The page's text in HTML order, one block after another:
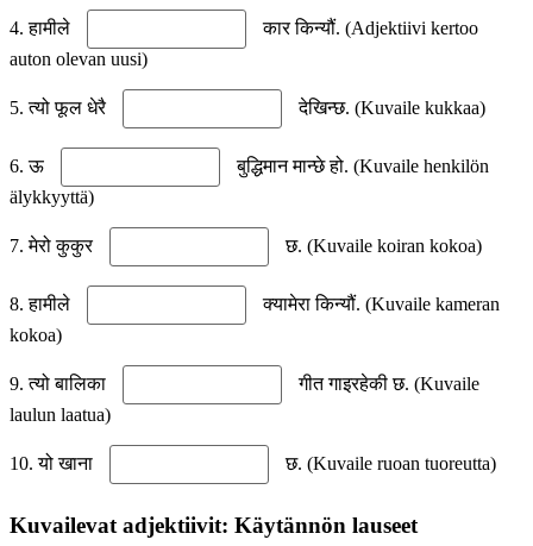
4. हामीले
कार किन्यौं. (Adjektiivi kertoo
auton olevan uusi)
5. त्यो फूल धेरै देखिन्छ. (Kuvaile kukkaa)
6. ऊ
बुद्धिमान मान्छे हो. (Kuvaile henkilön
älykkyyttä)
7. मेरो कुकुर छ. (Kuvaile koiran kokoa)
8. हामीले
क्यामेरा किन्यौं. (Kuvaile kameran
kokoa)
9. त्यो बालिका
गीत गाइरहेकी छ. (Kuvaile
laulun laatua)
10. यो खाना छ. (Kuvaile ruoan tuoreutta)
Kuvailevat adjektiivit: Käytännön lauseet